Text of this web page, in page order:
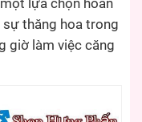
lựa chọn hoàn
thăng hoa trong
giờ làm việc căng